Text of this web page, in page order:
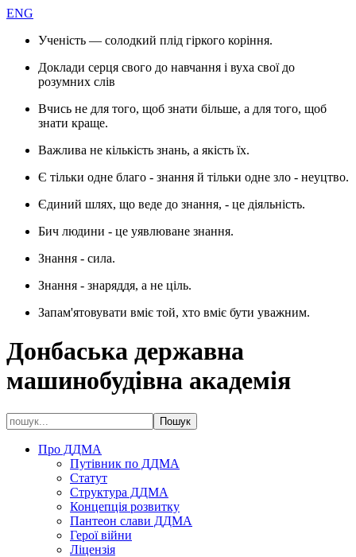
ENG
Ученість — солодкий плід гіркого коріння.
Доклади серця свого до навчання і вуха свої до
розумних слів
Вчись не для того, щоб знати більше, а для того, щоб
знати краще.
Важлива не кількість знань, а якість їх.
Є тільки одне благо - знання й тільки одне зло - неуцтво.
Єдиний шлях, що веде до знання, - це діяльність.
Бич людини - це уявлюване знання.
Знання - сила.
Знання - знаряддя, а не ціль.
Запам'ятовувати вміє той, хто вміє бути уважним.
Донбаська державна
машинобудівна академія
Про ДДМА
Путівник по ДДМА
Статут
Структура ДДМА
Концепція розвитку
Пантеон слави ДДМА
Герої війни
Ліцензія